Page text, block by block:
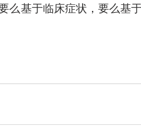
么基于临床症状，要么基